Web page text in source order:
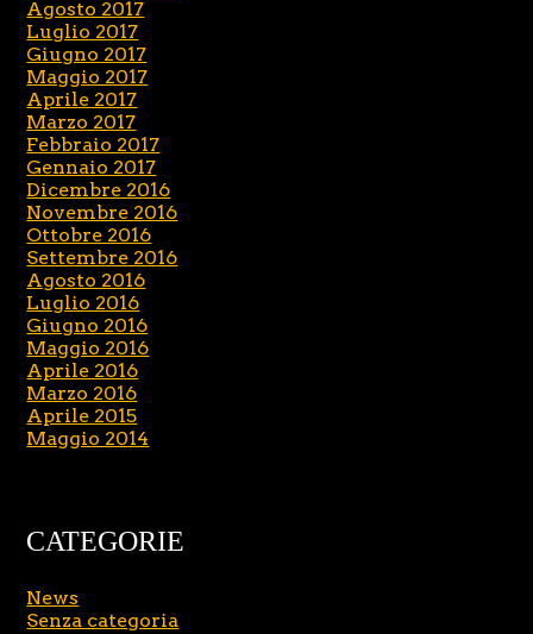
Agosto 2017
Luglio 2017
Giugno 2017
Maggio 2017
Aprile 2017
Marzo 2017
Febbraio 2017
Gennaio 2017
Dicembre 2016
Novembre 2016
Ottobre 2016
Settembre 2016
Agosto 2016
Luglio 2016
Giugno 2016
Maggio 2016
Aprile 2016
Marzo 2016
Aprile 2015
Maggio 2014
CATEGORIE
News
Senza categoria